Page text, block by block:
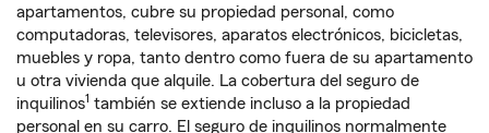
apartamentos, cubre su propiedad personal, como
computadoras, televisores, aparatos electrónicos, bicicletas,
muebles y ropa, tanto dentro como fuera de su apartamento
u otra vivienda que alquile. La cobertura del seguro de
inquilinos1 también se extiende incluso a la propiedad
personal en su carro. El seguro de inquilinos normalmente